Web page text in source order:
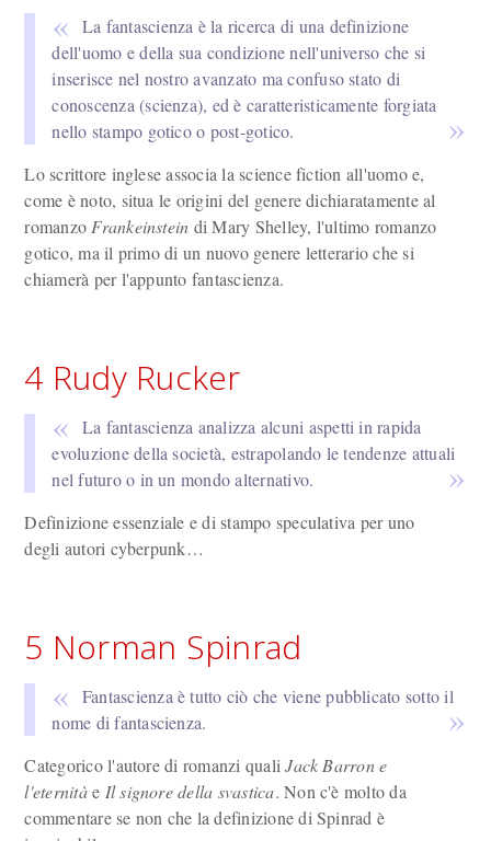
La fantascienza è la ricerca di una definizione
dell'uomo e della sua condizione nell'universo che si
inserisce nel nostro avanzato ma confuso stato di
conoscenza (scienza), ed è caratteristicamente forgiata
nello stampo gotico o post-gotico.
Lo scrittore inglese associa la science fiction all'uomo e,
come è noto, situa le origini del genere dichiaratamente al
romanzo Frankeinstein di Mary Shelley, l'ultimo romanzo
gotico, ma il primo di un nuovo genere letterario che si
chiamerà per l'appunto fantascienza.
4 Rudy Rucker
La fantascienza analizza alcuni aspetti in rapida
evoluzione della società, estrapolando le tendenze attuali
nel futuro o in un mondo alternativo.
Definizione essenziale e di stampo speculativa per uno
degli autori cyberpunk…
5 Norman Spinrad
Fantascienza è tutto ciò che viene pubblicato sotto il
nome di fantascienza.
Categorico l'autore di romanzi qualiJack Barron e
l'eternitàe Il signore della svastica. Non c'è molto da
commentare se non che la definizione di Spinrad è